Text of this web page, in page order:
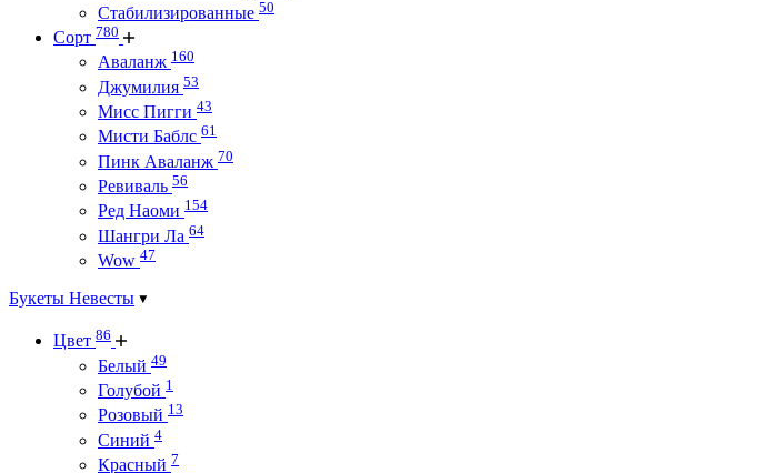
Стабилизированные 50
Сорт 780
Аваланж 160
Джумилия 53
Мисс Пигги 43
Мисти Баблс 61
Пинк Аваланж 70
Ревиваль 56
Ред Наоми 154
Шангри Ла 64
Wow 47
Букеты Невесты
Цвет 86
Белый 49
Голубой 1
Розовый 13
Синий 4
Красный 7